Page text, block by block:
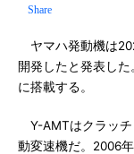
Share
ヤマハ発動機は
開発したと発表し
に搭載する。
Y-AMTはクラッチ
動変速機だ。2006